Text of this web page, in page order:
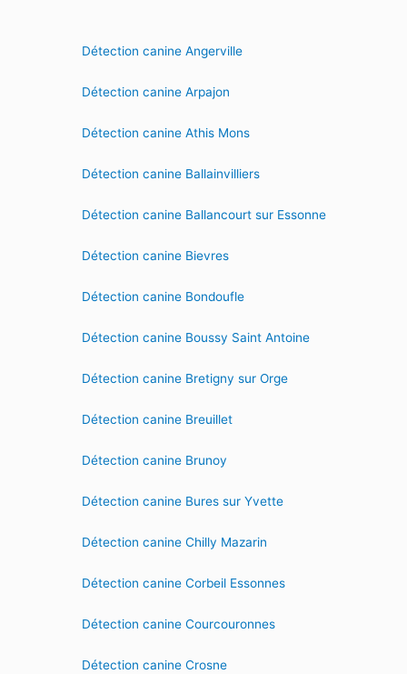
Détection canine Angerville
Détection canine Arpajon
Détection canine Athis Mons
Détection canine Ballainvilliers
Détection canine Ballancourt sur Essonne
Détection canine Bievres
Détection canine Bondoufle
Détection canine Boussy Saint Antoine
Détection canine Bretigny sur Orge
Détection canine Breuillet
Détection canine Brunoy
Détection canine Bures sur Yvette
Détection canine Chilly Mazarin
Détection canine Corbeil Essonnes
Détection canine Courcouronnes
Détection canine Crosne